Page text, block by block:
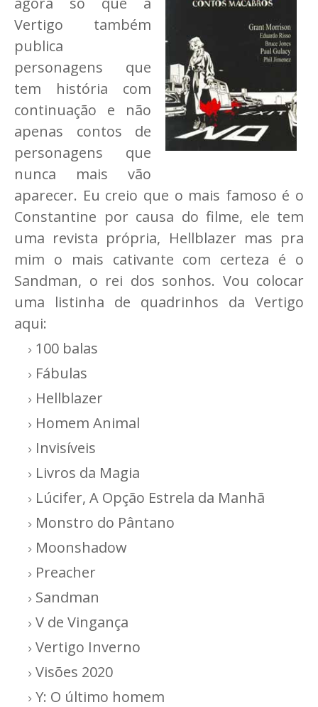
Vertigo também
publica
personagens que
tem história com
continuação e não
apenas contos de
personagens que
nunca mais vão
aparecer. Eu creio que o mais famoso é o
Constantine por causa do filme, ele tem
uma revista própria, Hellblazer mas pra
mim o mais cativante com certeza é o
Sandman, o rei dos sonhos. Vou colocar
uma listinha de quadrinhos da Vertigo
aqui:
100 balas
Fábulas
Hellblazer
Homem Animal
Invisíveis
Livros da Magia
Lúcifer, A Opção Estrela da Manhã
Monstro do Pântano
Moonshadow
Preacher
Sandman
V de Vingança
Vertigo Inverno
Visões 2020
Y: O último homem